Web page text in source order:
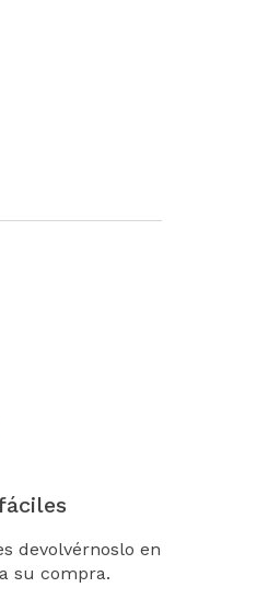
devolvérnoslo en
su compra.